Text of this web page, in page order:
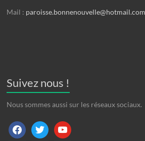
Mail : paroisse.bonnenouvelle@hotmail.com
Suivez nous !
Nous sommes aussi sur les réseaux sociaux.
facebooktwitter youtube